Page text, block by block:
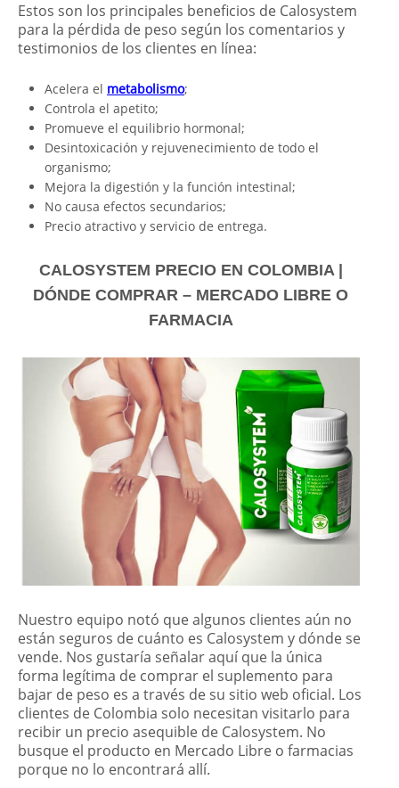
Estos son los principales beneficios de Calosystem
para la pérdida de peso según los comentarios y
testimonios de los clientes en línea:
Acelera el metabolismo;
Controla el apetito;
Promueve el equilibrio hormonal;
Desintoxicación y rejuvenecimiento de todo el
organismo;
Mejora la digestión y la función intestinal;
No causa efectos secundarios;
Precio atractivo y servicio de entrega.
CALOSYSTEM PRECIO EN COLOMBIA |
DÓNDE COMPRAR – MERCADO LIBRE O
FARMACIA
Nuestro equipo notó que algunos clientes aún no
están seguros de cuánto es Calosystem y dónde se
vende. Nos gustaría señalar aquí que la única
forma legítima de comprar el suplemento para
bajar de peso es a través de su sitio web oficial. Los
clientes de Colombia solo necesitan visitarlo para
recibir un precio asequible de Calosystem. No
busque el producto en Mercado Libre o farmacias
porque no lo encontrará allí.